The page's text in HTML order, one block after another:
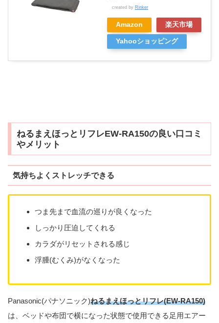
created by Rinker
Amazon 楽天市場
Yahooショッピング
ねるまえほっとリフレEW-RA150の良い口コミ
やメリット
気持ちよくストレッチできる
つま先まで血流の巡りが良くなった
しっかり圧迫してくれる
カラダがリセットされる感じ
浮腫(むくみ)がなくなった
Panasonic(パナソニック)ねるまえほっとリフレ(EW-RA150)
は、ベッドや布団で横になった状態で使用できる足用エアー